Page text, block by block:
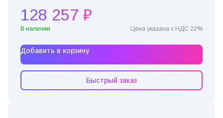
128 257 ₽
В наличии Цена указана с НДС 22%
Добавить в корзину
Быстрый заказ